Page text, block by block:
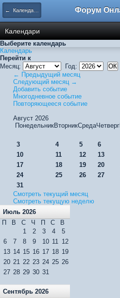
← Календарь
Календари
Выберите календарь
Календарь
Перейти к
Месяц:
Год:
← Предыдущий месяц
Следующий месяц →
Добавить событие
Многодневное событие
Повторяющееся событие
Август 2026
ПонедельникВторникСредаЧетверг
3
4 5 6
10
11 12 13
17
18 19 20
24
25 26 27
31
Смотреть текущий месяц
Смотреть текущую неделю
Июль 2026
П
В С Ч П С
В
1
2 3 4
5
6
7 8 9 10 11 12
13 14 15 16 17 18 19
20 21 22 23 24 25 26
27 28 29 30 31
Сентябрь 2026